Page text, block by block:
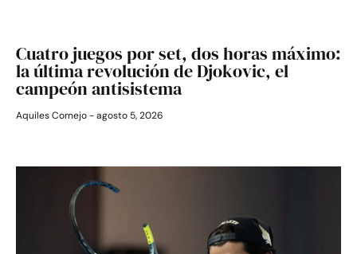
Cuatro juegos por set, dos horas máximo:
la última revolución de Djokovic, el
campeón antisistema
Aquiles Cornejo agosto 5, 2026